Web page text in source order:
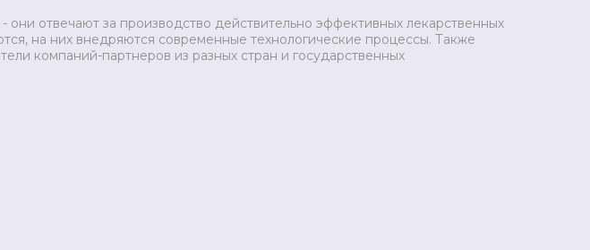
отвечают за производство действительно эффективных лекарственных
на них внедряются современные технологические процессы. Также
компаний-партнеров из разных стран и государственных